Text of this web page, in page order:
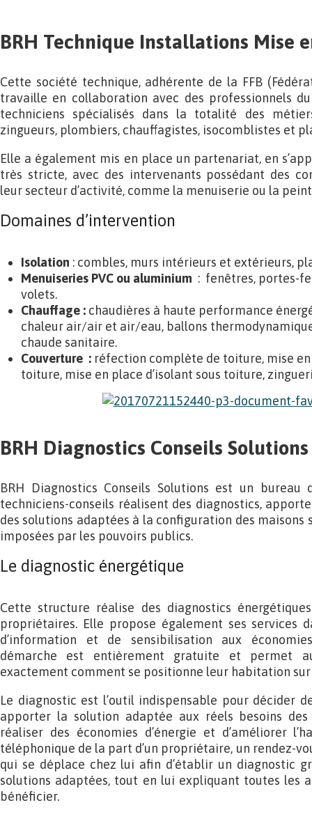
BRH Technique Installations Mise
Cette société technique, adhérente de la FFB
travaille en collaboration avec des professionnels
techniciens spécialisés dans la totalité des
zingueurs, plombiers, chauffagistes, isocomblistes et
Elle a également mis en place un partenariat, en
très stricte, avec des intervenants possédant des
leur secteur d’activité, comme la menuiserie ou la
Domaines d’intervention
Isolation : combles, murs intérieurs et extérieurs,
Menuiseries PVC ou aluminium : fenêtres, portes-
volets.
Chauffage : chaudières à haute performance
chaleur air/air et air/eau, ballons
chaude sanitaire.
Couverture : réfection complète de toiture, mise
toiture, mise en place d’isolant sous toiture,
BRH Diagnostics Conseils Solutions
BRH Diagnostics Conseils Solutions est un bureau
techniciens-conseils réalisent des diagnostics,
des solutions adaptées à la configuration des
imposées par les pouvoirs publics.
Le diagnostic énergétique
Cette structure réalise des diagnostics
propriétaires. Elle propose également ses services
d’information et de sensibilisation aux
démarche est entièrement gratuite et permet
exactement comment se positionne leur habitation
Le diagnostic est l’outil indispensable pour décider
apporter la solution adaptée aux réels besoins
réaliser des économies d’énergie et d’améliorer
téléphonique de la part d’un propriétaire, un rendez-
qui se déplace chez lui afin d’établir un diagnostic
solutions adaptées, tout en lui expliquant toutes les
bénéficier.